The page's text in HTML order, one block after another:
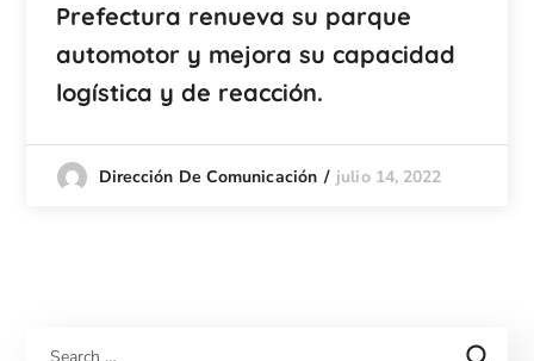
Prefectura renueva su parque
automotor y mejora su capacidad
logística y de reacción.
Dirección De Comunicación julio 14, 2022